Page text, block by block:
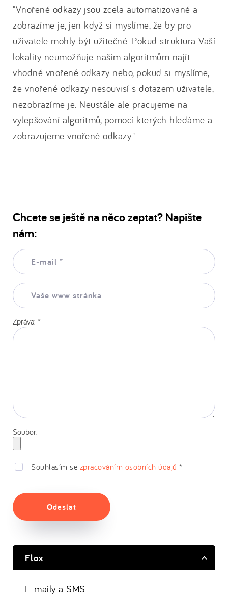
"Vnořené odkazy jsou zcela automatizované a
zobrazíme je, jen když si myslíme, že by pro
uživatele mohly být užitečné. Pokud struktura Vaší
lokality neumožňuje našim algoritmům najít
vhodné vnořené odkazy nebo, pokud si myslíme,
že vnořené odkazy nesouvisí s dotazem uživatele,
nezobrazíme je. Neustále ale pracujeme na
vylepšování algoritmů, pomocí kterých hledáme a
zobrazujeme vnořené odkazy."
Chcete se ještě na něco zeptat? Napište
nám:
E-
mail:
Vaše
www
stránka:
Zpráva: *
Soubor:
Souhlasím se zpracováním osobních údajů *
Odeslat
Flox
E-maily a SMS